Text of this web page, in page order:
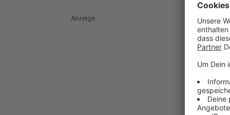
Anzeige